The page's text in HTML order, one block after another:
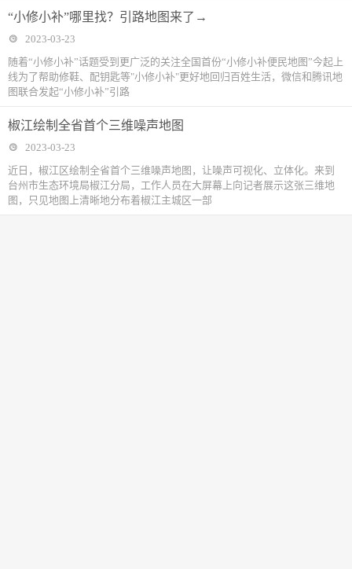
“小修小补”哪里找？引路地图来了→
2023-03-23
随着“小修小补”话题受到更广泛的关注全国首份“小修小补便民地图”今起上
线为了帮助修鞋、配钥匙等"小修小补"更好地回归百姓生活，微信和腾讯地
图联合发起“小修小补”引路
椒江绘制全省首个三维噪声地图
2023-03-23
近日，椒江区绘制全省首个三维噪声地图，让噪声可视化、立体化。来到
台州市生态环境局椒江分局，工作人员在大屏幕上向记者展示这张三维地
图，只见地图上清晰地分布着椒江主城区一部